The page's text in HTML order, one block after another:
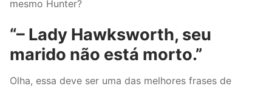
mesmo Hunter?
“– Lady Hawksworth, seu
marido não está morto.”
Olha, essa deve ser uma das melhores frases de